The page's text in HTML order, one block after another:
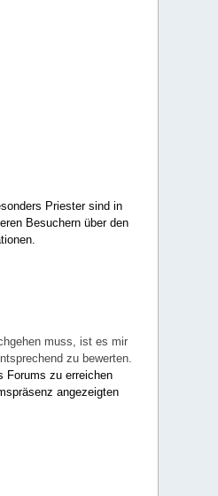
Priester sind in
Besuchern über den
muss, ist es mir
zu bewerten.
Forums zu erreichen
angezeigten